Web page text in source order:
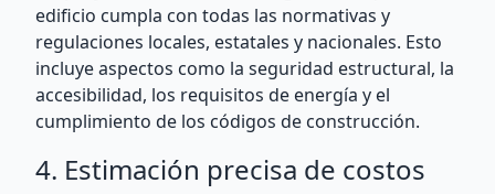
edificio cumpla con todas las normativas y
regulaciones locales, estatales y nacionales. Esto
incluye aspectos como la seguridad estructural, la
accesibilidad, los requisitos de energía y el
cumplimiento de los códigos de construcción.
4. Estimación precisa de costos